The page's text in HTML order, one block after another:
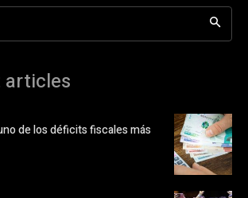
articles
de los déficits fiscales más